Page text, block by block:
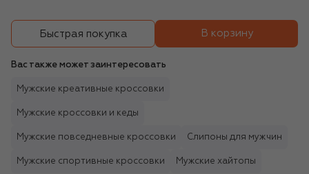
Быстрая покупка В корзину
Вас также может заинтересовать
Мужские креативные кроссовки
Мужские кроссовки и кеды
Мужские повседневные кроссовки Слипоны для мужчин
Мужские спортивные кроссовки Мужские хайтопы